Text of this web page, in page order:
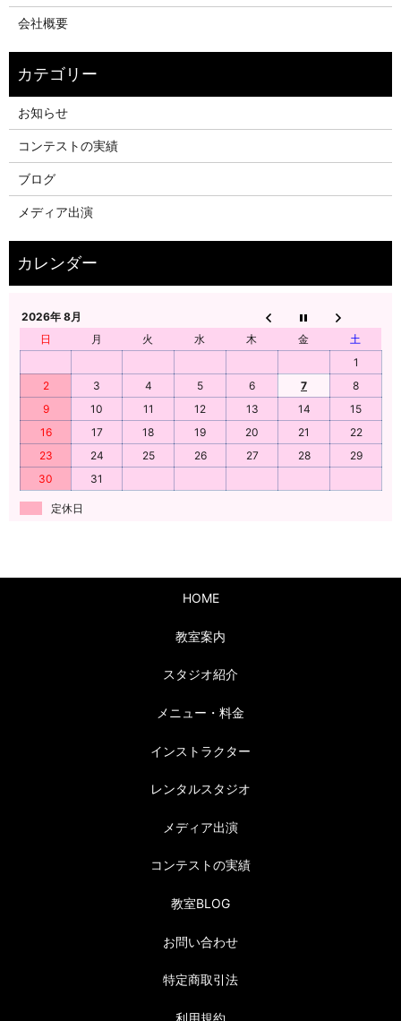
会社概要
お知らせ
コンテストの実績
ブログ
メディア出演
2026年 8月
日
月 火 水 木 金
土
1
2
3 4 5 6 7
8
9
10 11 12 13 14
15
16
17 18 19 20 21
22
23
24 25 26 27 28
29
30
31
定休日
HOME
教室案内
スタジオ紹介
メニュー・料金
インストラクター
レンタルスタジオ
メディア出演
コンテストの実績
教室BLOG
お問い合わせ
特定商取引法
利用規約